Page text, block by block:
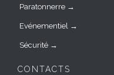
Paratonnerre →
Evénementiel →
Sécurité →
CONTACTS